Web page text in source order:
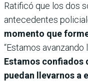
Ratificó que los dos
antecedentes
momento que
“Estamos avanzando
Estamos confiados
puedan llevarnos a